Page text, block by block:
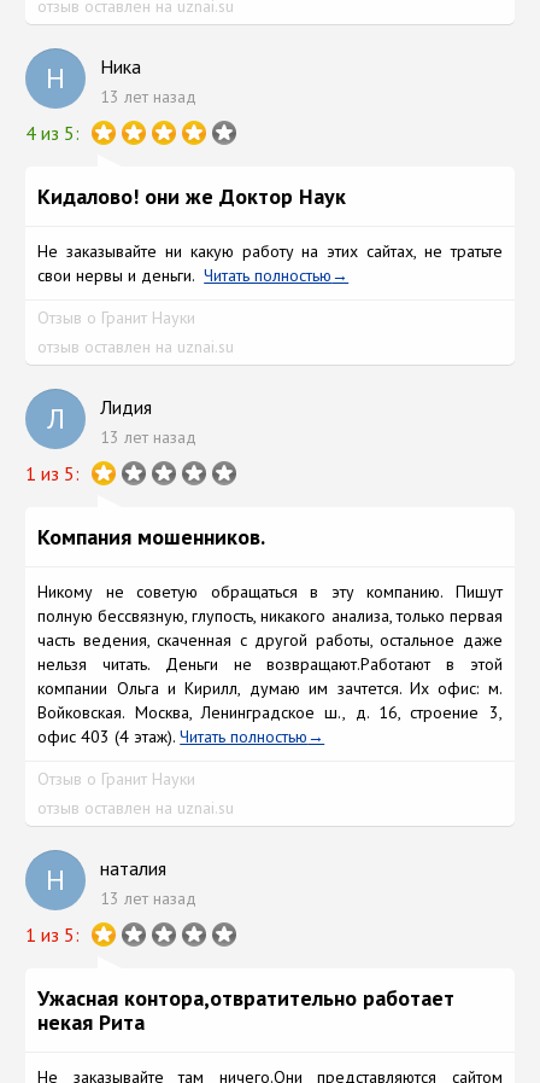
отзыв оставлен на uznai.su
Н Ника
13 лет назад
4 из 5:
Кидалово! они же Доктор Наук
Не заказывайте ни какую работу на этих сайтах, не тратьте
свои нервы и деньги.Читать полностью
Отзыв о Гранит Науки
отзыв оставлен на uznai.su
Л Лидия
13 лет назад
1 из 5:
Компания мошенников.
Никому не советую обращаться в эту компанию. Пишут
полную бессвязную, глупость, никакого анализа, только первая
часть ведения, скаченная с другой работы, остальное даже
нельзя читать. Деньги не возвращают.Работают в этой
компании Ольга и Кирилл, думаю им зачтется. Их офис: м.
Войковская. Москва, Ленинградское ш., д. 16, строение 3,
офис 403 (4 этаж).Читать полностью
Отзыв о Гранит Науки
отзыв оставлен на uznai.su
Н наталия
13 лет назад
1 из 5:
Ужасная контора,отвратительно работает
некая Рита
Не заказывайте там ничего.Они представляются сайтом